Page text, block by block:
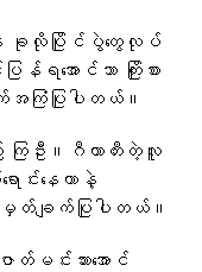
ခုလိုပြိုင်ပွဲတွေလုပ်
အောင်သာ ကြိုးစား
ကြံပြုပါတယ်။
ကြဦး။ဂီတာတီးတဲ့လူ
ာင်းနေတာနဲ့
တ်ချက်ပြုပါတယ်။
မင်းသားအောင်